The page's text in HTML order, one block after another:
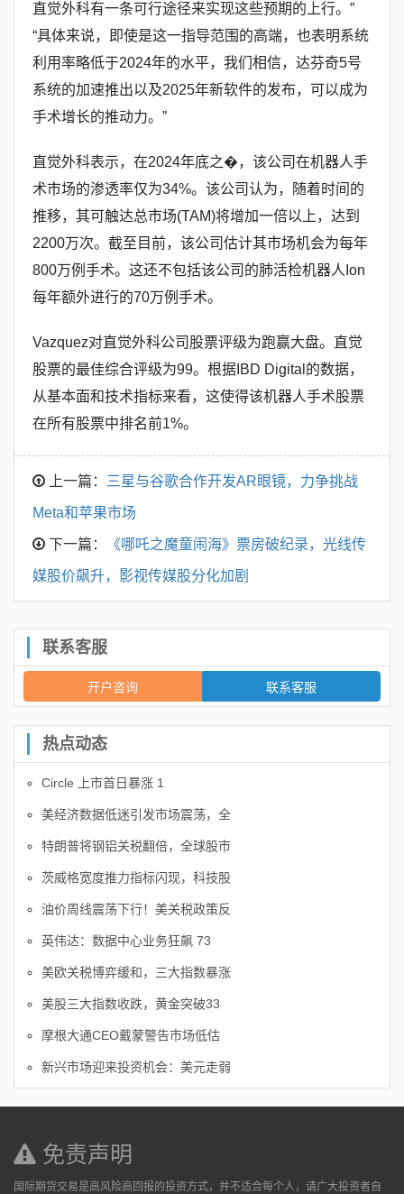
直觉外科有一条可行途径来实现这些预期的上行。”
“具体来说，即使是这一指导范围的高端，也表明系统
利用率略低于2024年的水平，我们相信，达芬奇5号
系统的加速推出以及2025年新软件的发布，可以成为
手术增长的推动力。”
直觉外科表示，在2024年底之�，该公司在机器人手
术市场的渗透率仅为34%。该公司认为，随着时间的
推移，其可触达总市场(TAM)将增加一倍以上，达到
2200万次。截至目前，该公司估计其市场机会为每年
800万例手术。这还不包括该公司的肺活检机器人Ion
每年额外进行的70万例手术。
Vazquez对直觉外科公司股票评级为跑赢大盘。直觉
股票的最佳综合评级为99。根据IBD Digital的数据，
从基本面和技术指标来看，这使得该机器人手术股票
在所有股票中排名前1%。
上一篇： 三星与谷歌合作开发AR眼镜，力争挑战
Meta和苹果市场
下一篇： 《哪吒之魔童闹海》票房破纪录，光线传
媒股价飙升，影视传媒股分化加剧
联系客服
开户咨询 联系客服
热点动态
Circle 上市首日暴涨 1
美经济数据低迷引发市场震荡，全
特朗普将钢铝关税翻倍，全球股市
茨威格宽度推力指标闪现，科技股
油价周线震荡下行！美关税政策反
英伟达：数据中心业务狂飙 73
美欧关税博弈缓和，三大指数暴涨
美股三大指数收跌，黄金突破33
摩根大通CEO戴蒙警告市场低估
新兴市场迎来投资机会：美元走弱
免责声明
国际期货交易是高风险高回报的投资方式，并不适合每个人，请广大投资者自